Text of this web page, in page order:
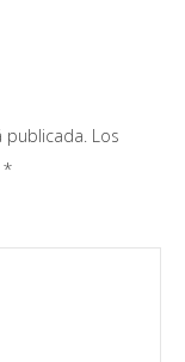
publicada. Los
*